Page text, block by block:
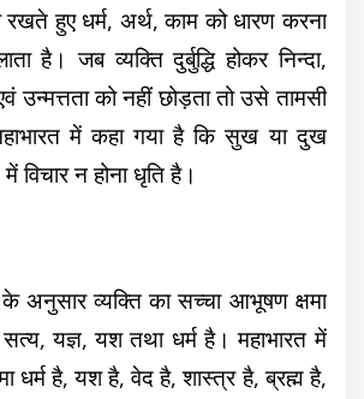
हुए धर्म, अर्थ, काम को धारण करना
है। जब व्यक्ति दुर्बुद्धि होकर निन्दा,
उन्मत्तता को नहीं छोड़ता तो उसे तामसी
में कहा गया है कि सुख या दुख
विचार न होना धृति है।
के अनुसार व्यक्ति का सच्चा आभूषण क्षमा
सत्य, यज्ञ, यश तथा धर्म है। महाभारत में
धर्म है, यश है, वेद है, शास्त्र है, ब्रह्म है,